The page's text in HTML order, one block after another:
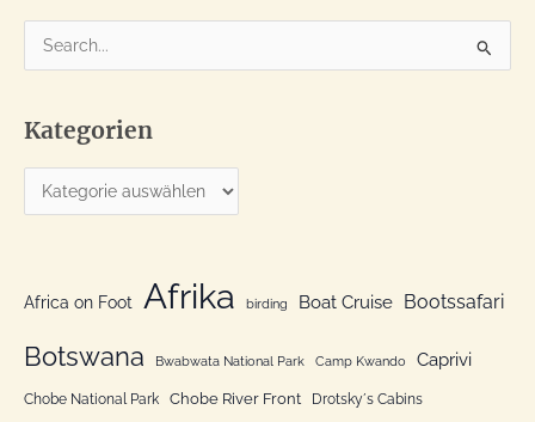
u
h
e
c
Kategorien
a
g
o
i
Africa on Foot Afrika birding Boat Cruise Bootssafari
Botswana Bwabwata National Park Camp Kwando Caprivi
Chobe National Park Chobe River Front Drotsky´s Cabins